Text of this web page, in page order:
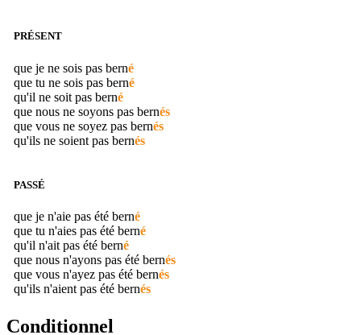
PRÉSENT
que je ne sois pas berné
que tu ne sois pas berné
qu'il ne soit pas berné
que nous ne soyons pas bernés
que vous ne soyez pas bernés
qu'ils ne soient pas bernés
PASSÉ
que je n'aie pas été berné
que tu n'aies pas été berné
qu'il n'ait pas été berné
que nous n'ayons pas été bernés
que vous n'ayez pas été bernés
qu'ils n'aient pas été bernés
Conditionnel